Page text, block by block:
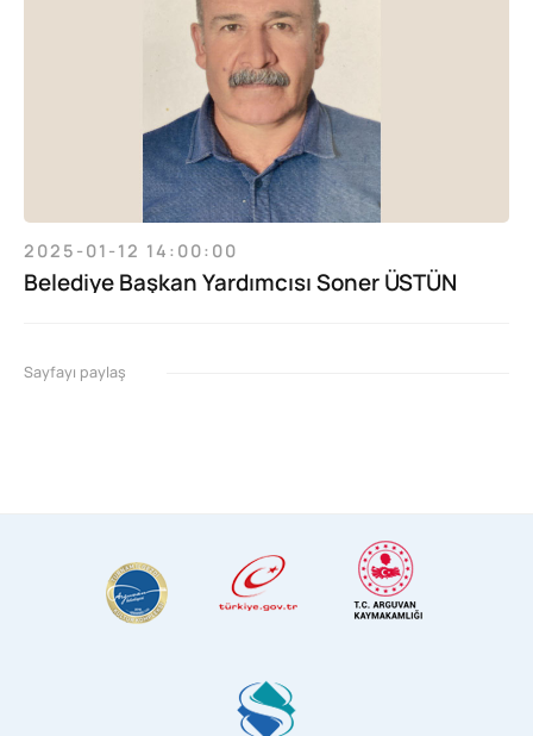
2025-01-12 14:00:00
Belediye Başkan Yardımcısı Soner ÜSTÜN
Sayfayı paylaş